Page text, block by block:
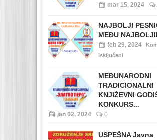
mar 15, 2024
NAJBOLJI
MEĐU
feb 29, 2024
isključeni
MEĐUNARODNI
TRADICIONALNI
KNJIŽEVNI
KONKURS...
jan 02, 2024 0
USPEŠNA Javna